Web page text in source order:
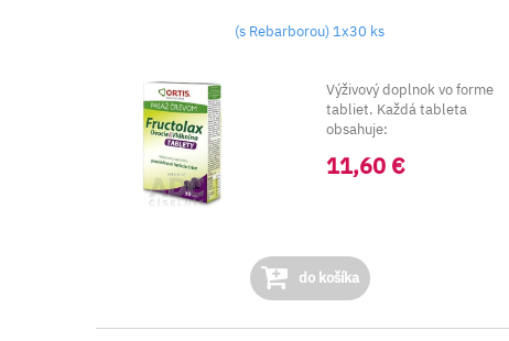
(s Rebarborou) 1x30 ks
Výživový doplnok vo forme
tabliet. Každá tableta
obsahuje:
...
11,60 €
do košíka